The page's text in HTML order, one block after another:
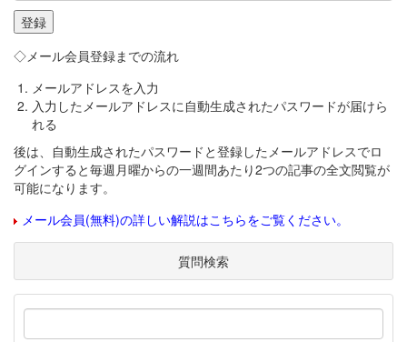
◇メール会員登録までの流れ
メールアドレスを入力
入力したメールアドレスに自動生成されたパスワードが届けら
れる
後は、自動生成されたパスワードと登録したメールアドレスでロ
グインすると毎週月曜からの一週間あたり2つの記事の全文閲覧が
可能になります。
メール会員(無料)の詳しい解説はこちらをご覧ください。
質問検索